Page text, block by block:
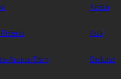
Aosta
Asti
Andria-Trani Belluno